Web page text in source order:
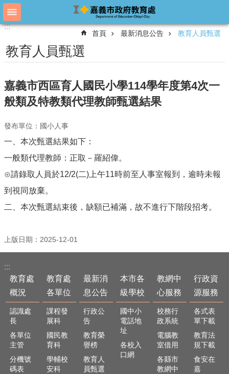
跳到主要內容區塊
進
搜
尋
教
育
概
教
育
處
各
位
新
消
公
告
本
市
各
級
學
校
::::::
首頁 最新消息公告 教育人員甄選
教育人員甄選
嘉義市西區育人國民小學114學年度第4次一
般類及特教類代理教師甄選結果
發布單位：國小人事
一、本次甄選結果如下：
一般類代理教師：正取－羅紹偉。
⊙請錄取人員於12/2(二)上午11時前至人事室報到，逾時未報
到視同放棄。
二、本次甄選結束後，缺額已補滿，故不進行下階段招考。
上版日期：2025-12-01
:::
教育處
概況
認識處
長
各單位
主管
分機號
碼表
教育處
各單位
課程發
展科
國民教
育科
學輔校
安科
最新消
息公告
行政公
告
教育榮
譽榜
教育人
員甄選
本市各
級學校
國中小
電話地
址
各校入
口網
教網中
心服務
校務行
政系統
電腦教
室借用
各縣市
教網中
行政資
源服務
各式表
單下載
教育法
規下載
食安在
嘉